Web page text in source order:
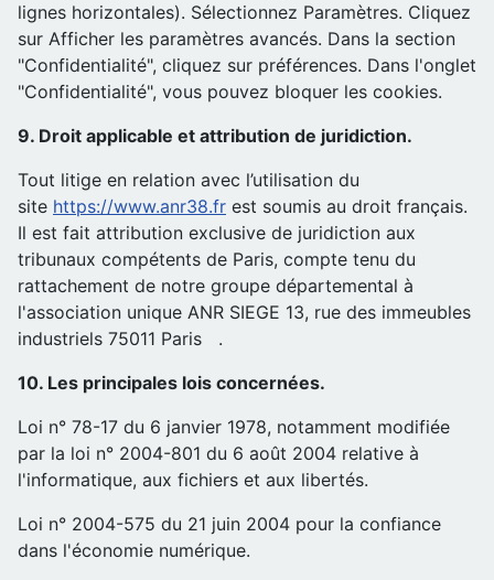
lignes horizontales). Sélectionnez Paramètres. Cliquez
sur Afficher les paramètres avancés. Dans la section
"Confidentialité", cliquez sur préférences. Dans l'onglet
"Confidentialité", vous pouvez bloquer les cookies.
9. Droit applicable et attribution de juridiction.
Tout litige en relation avec l’utilisation du
site https://www.anr38.fr est soumis au droit français.
Il est fait attribution exclusive de juridiction aux
tribunaux compétents de Paris, compte tenu du
rattachement de notre groupe départemental à
l'association unique ANR SIEGE 13, rue des immeubles
industriels 75011 Paris .
10. Les principales lois concernées.
Loi n° 78-17 du 6 janvier 1978, notamment modifiée
par la loi n° 2004-801 du 6 août 2004 relative à
l'informatique, aux fichiers et aux libertés.
Loi n° 2004-575 du 21 juin 2004 pour la confiance
dans l'économie numérique.